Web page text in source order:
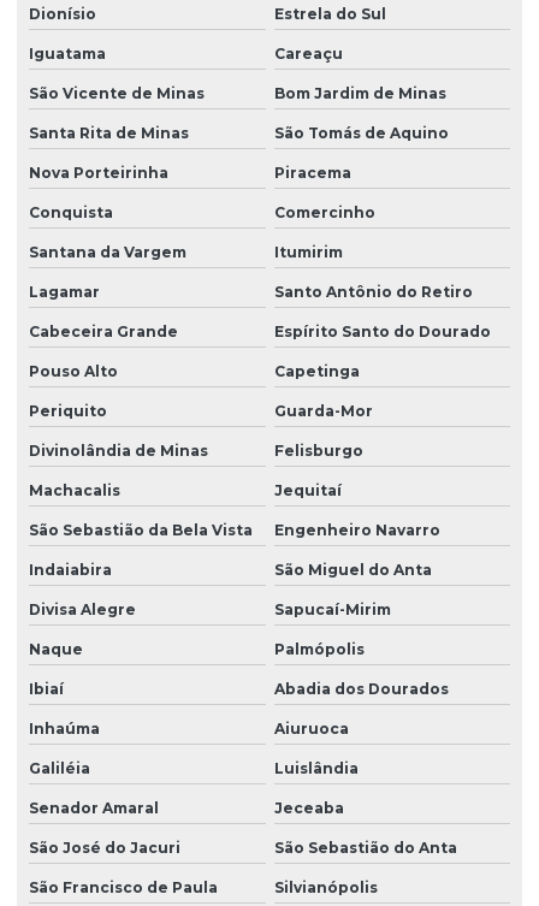
Dionísio Estrela do Sul
Iguatama Careaçu
São Vicente de Minas Bom Jardim de Minas
Santa Rita de Minas São Tomás de Aquino
Nova Porteirinha Piracema
Conquista Comercinho
Santana da Vargem Itumirim
Lagamar Santo Antônio do Retiro
Cabeceira Grande Espírito Santo do Dourado
Pouso Alto Capetinga
Periquito Guarda-Mor
Divinolândia de Minas Felisburgo
Machacalis Jequitaí
São Sebastião da Bela Vista Engenheiro Navarro
Indaiabira São Miguel do Anta
Divisa Alegre Sapucaí-Mirim
Naque Palmópolis
Ibiaí Abadia dos Dourados
Inhaúma Aiuruoca
Galiléia Luislândia
Senador Amaral Jeceaba
São José do Jacuri São Sebastião do Anta
São Francisco de Paula Silvianópolis